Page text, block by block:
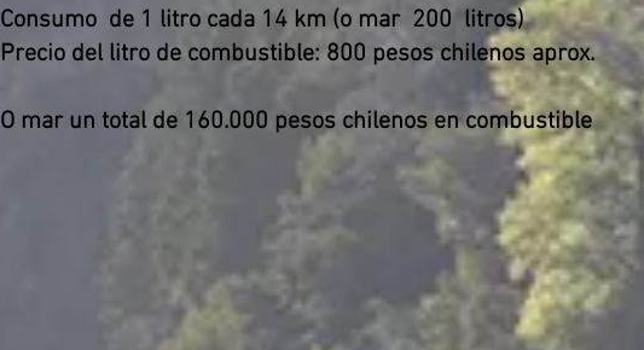
Consumo de 1 litro cada 14 km (o mar 200 litros)
Precio del litro de combustible: 800 pesos chilenos aprox.
O mar un total de 160.000 pesos chilenos en combustible